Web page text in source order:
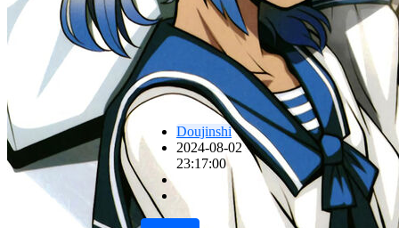
Doujinshi
2024-08-02
23:17:00